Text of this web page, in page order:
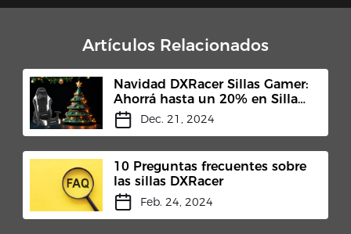
Artículos Relacionados
Navidad DXRacer Sillas Gamer:
Ahorrá hasta un 20% en Sillas
Premium
Dec. 21, 2024
10 Preguntas frecuentes sobre
las sillas DXRacer
Feb. 24, 2024